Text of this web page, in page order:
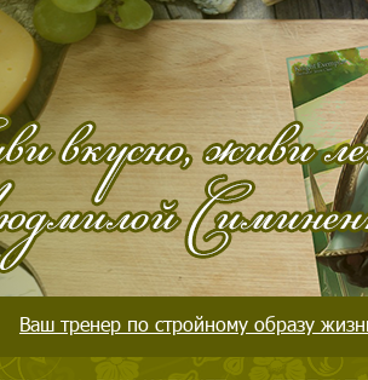
Ваш тренер по стройному образу